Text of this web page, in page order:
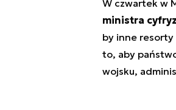
W czwartek w
ministra
by inne resorty
to, aby
wojsku,